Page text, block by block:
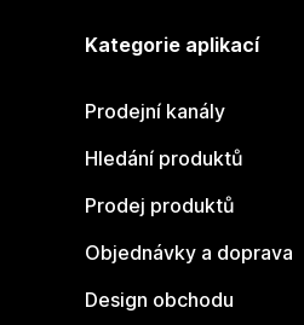
Kategorie aplikací
Prodejní kanály
Hledání produktů
Prodej produktů
Objednávky a doprava
Design obchodu